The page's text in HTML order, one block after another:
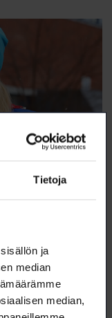
Tietoja
ja
median
median,
aloitti Aidian